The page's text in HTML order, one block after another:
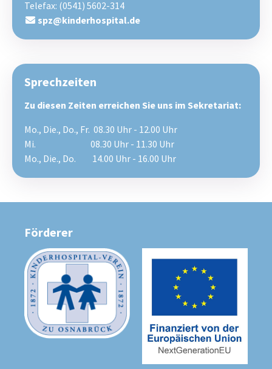
Telefax: (0541) 5602-314
spz@kinderhospital.de
Sprechzeiten
Zu diesen Zeiten erreichen Sie uns im Sekretariat:
Mo., Die., Do., Fr. 08.30 Uhr - 12.00 Uhr
Mi. 08.30 Uhr - 11.30 Uhr
Mo., Die., Do. 14.00 Uhr - 16.00 Uhr
Förderer